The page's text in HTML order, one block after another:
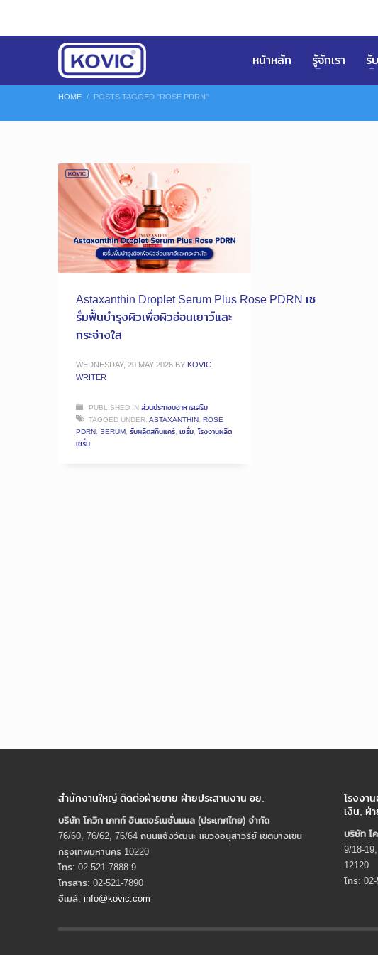
หน้าหลัก รูัจักเรา รั
HOME POSTS TAGGED "ROSE PDRN"
Astaxanthin Droplet Serum Plus Rose PDRN เซ
รั่มฟื้นบำรุงผิวเพื่อผิวอ่อนเยาว์และ
กระจ่างใส
WEDNESDAY, 20 MAY 2026 BY KOVIC
WRITER
PUBLISHED INส่วนประกอบอาหารเสริม
TAGGED UNDER:ASTAXANTHIN, ROSE
PDRN, SERUM, รับผลิตสกินแคร์, เซรั่ม, โรงงานผลิต
เซรั่ม
สำนักงานใหญ่ ติดต่อฝ่ายขาย ฝ่ายประสานงาน อย.
บริษัท โควิก เคทท์ อินเตอร์เนชั่นแนล (ประเทศไทย) จํากัด
76/60, 76/62, 76/64 ถนนแจ้งวัฒนะ แขวงอนุสาวรีย์ เขตบางเขน
กรุงเทพมหานคร 10220
โทร: 02-521-7888-9
โทรสาร: 02-521-7890
อีเมล์: info@kovic.com
โรงงา
เงิน, ฝ่
บริษัท โ
9/18-
12120
โทร: